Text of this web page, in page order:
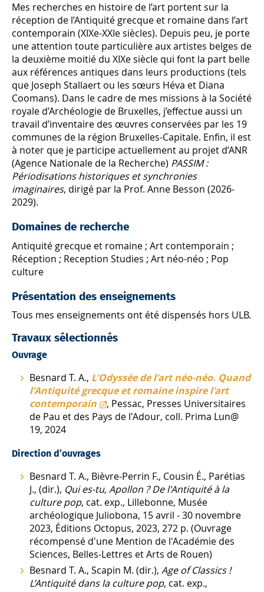
Mes recherches en histoire de l’art portent sur la
réception de l’Antiquité grecque et romaine dans l’art
contemporain (XIXe-XXIe siècles). Depuis peu, je porte
une attention toute particulière aux artistes belges de
la deuxième moitié du XIXe siècle qui font la part belle
aux références antiques dans leurs productions (tels
que Joseph Stallaert ou les sœurs Héva et Diana
Coomans). Dans le cadre de mes missions à la Société
royale d’Archéologie de Bruxelles, j’effectue aussi un
travail d’inventaire des œuvres conservées par les 19
communes de la région Bruxelles-Capitale. Enfin, il est
à noter que je participe actuellement au projet d’ANR
(Agence Nationale de la Recherche) PASSIM :
Périodisations historiques et synchronies
imaginaires, dirigé par la Prof. Anne Besson (2026-
2029).
Domaines de recherche
Antiquité grecque et romaine ; Art contemporain ;
Réception ; Reception Studies ; Art néo-néo ; Pop
culture
Présentation des enseignements
Tous mes enseignements ont été dispensés hors ULB.
Travaux sélectionnés
Ouvrage
Besnard T. A., L'Odyssée de l'art néo-néo. Quand
l'Antiquité grecque et romaine inspire l'art
contemporain
, Pessac, Presses Universitaires
de Pau et des Pays de l'Adour, coll. Prima Lun@
19, 2024
Direction d’ouvrages
Besnard T. A., Bièvre-Perrin F., Cousin É., Parétias
J., (dir.), Qui es-tu, Apollon ? De l'Antiquité à la
culture pop, cat. exp., Lillebonne, Musée
archéologique Juliobona, 15 avril - 30 novembre
2023, Éditions Octopus, 2023, 272 p. (Ouvrage
récompensé d'une Mention de l'Académie des
Sciences, Belles-Lettres et Arts de Rouen)
Besnard T. A., Scapin M. (dir.), Age of Classics !
L’Antiquité dans la culture pop, cat. exp.,